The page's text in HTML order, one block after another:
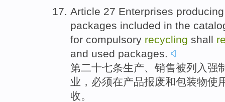
Article 27 Enterprises producing
packages included in the
for compulsory recycling shall
and used packages.
第二十七条生产、 销售被列入强
业 ，必须在产品报废和包装物使
收。